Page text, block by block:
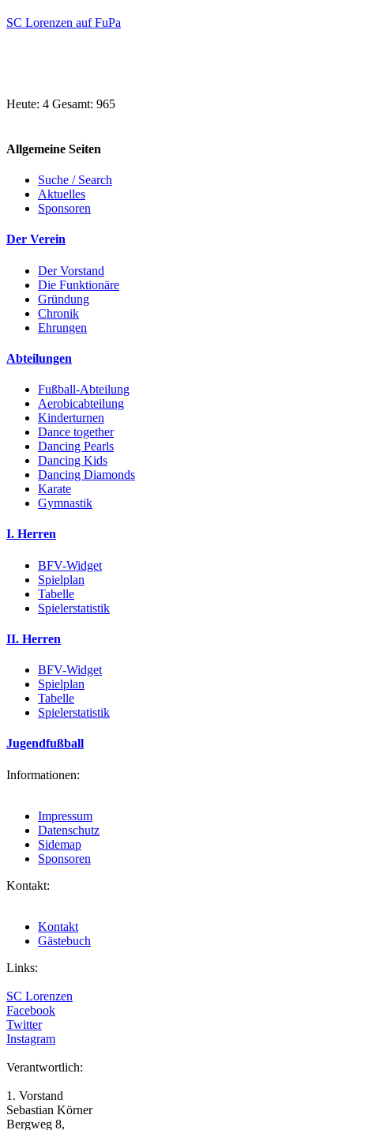
SC Lorenzen auf FuPa
Heute: 4 Gesamt: 965
Allgemeine Seiten
Suche / Search
Aktuelles
Sponsoren
Der Verein
Der Vorstand
Die Funktionäre
Gründung
Chronik
Ehrungen
Abteilungen
Fußball-Abteilung
Aerobicabteilung
Kinderturnen
Dance together
Dancing Pearls
Dancing Kids
Dancing Diamonds
Karate
Gymnastik
I. Herren
BFV-Widget
Spielplan
Tabelle
Spielerstatistik
II. Herren
BFV-Widget
Spielplan
Tabelle
Spielerstatistik
Jugendfußball
Informationen:
Impressum
Datenschutz
Sidemap
Sponsoren
Kontakt:
Kontakt
Gästebuch
Links:
SC Lorenzen
Facebook
Twitter
Instagram
Verantwortlich:
1. Vorstand
Sebastian Körner
Bergweg 8,